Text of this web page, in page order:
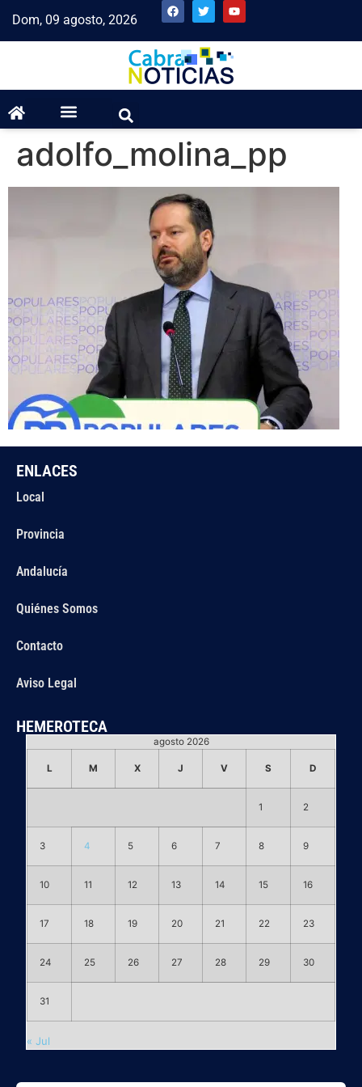
Dom, 09 agosto, 2026
adolfo_molina_pp
ENLACES
Local
Provincia
Andalucía
Quiénes Somos
Contacto
Aviso Legal
HEMEROTECA
agosto 2026
L M X J V S D
1 2
3 4 5 6 7 8 9
10 11 12 13 14 15 16
17 18 19 20 21 22 23
24 25 26 27 28 29 30
31
« Jul